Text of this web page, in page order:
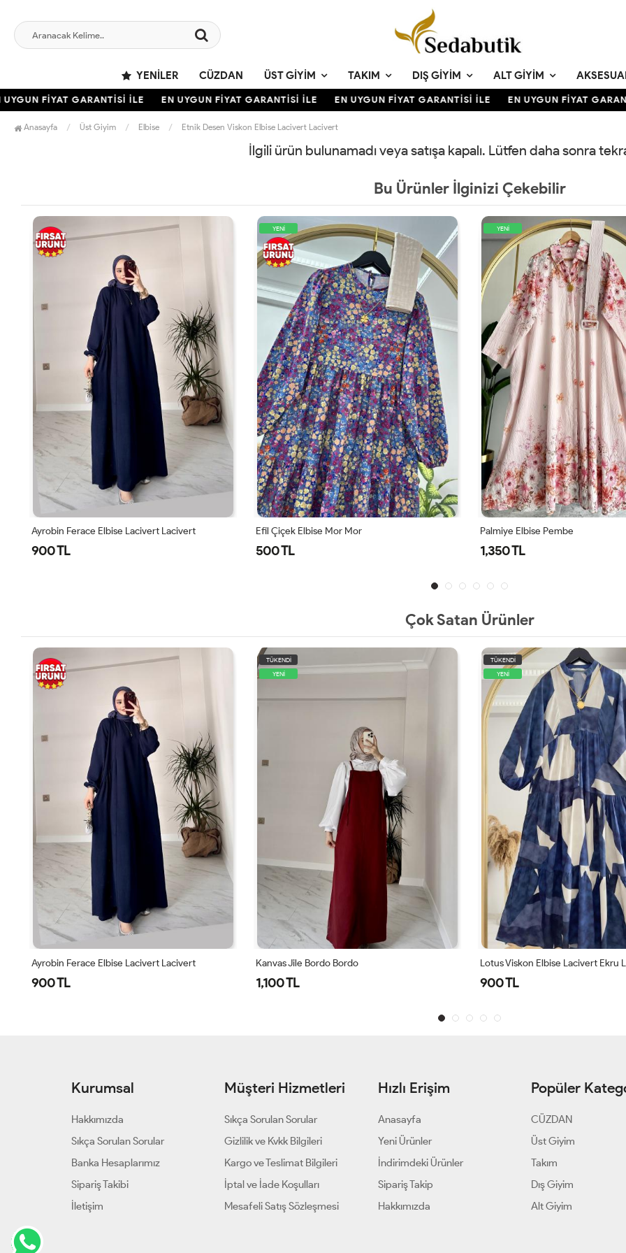
YENILER CÜZDAN ÜST GIYIM TAKIM DIŞ GIYIM ALT GIYIM
FİYAT GARANTİSİ İLE EN UYGUN FİYAT GARANTİSİ İLE EN UYGUN FİYAT GARANTİSİ İLE EN UYGUN FİYAT
Anasayfa Üst Giyim Elbise Etnik Desen Viskon Elbise Lacivert Lacivert
İlgili ürün bulunamadı veya satışa kapalı. Lütfen daha sonra
Bu Ürünler İlginizi Çekebilir
YENİ
Efil Çiçek Elbise Mor Mor
500 TL
YENİ
Palmiye Elbise Pembe
1,350 TL
YENİ
Palmiye Elbise Sarı
1,350 TL
Çok Satan Ürünler
TÜKENDİ
YENİ
Kanvas Jile Bordo Bordo
1,100 TL
TÜKENDİ
YENİ
Lotus Viskon Elbise Lacivert Ekru Lacivert
900 TL
TÜKENDİ
Ayrobin Ferace Elbise Siyah Siyah
900 TL
Kurumsal
Hakkımızda
Sıkça Sorulan Sorular
Banka Hesaplarımız
Sipariş Takibi
İletişim
Müşteri Hizmetleri
Sıkça Sorulan Sorular
Gizlilik ve Kvkk Bilgileri
Kargo ve Teslimat Bilgileri
İptal ve İade Koşulları
Mesafeli Satış Sözleşmesi
Hızlı Erişim
Anasayfa
Yeni Ürünler
İndirimdeki Ürünler
Sipariş Takip
Hakkımızda
Popüler
CÜZDAN
Üst Giyim
Takım
Dış Giyim
Alt Giyim